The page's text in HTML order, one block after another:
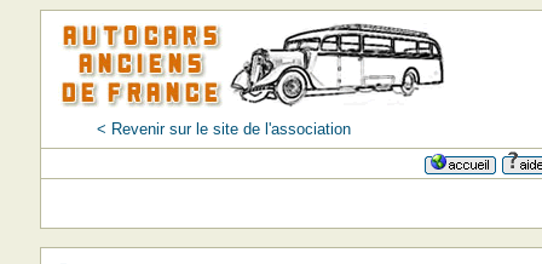
< Revenir sur le site de l'association